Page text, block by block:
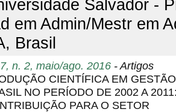
Salvador -
em Admin/Mestr em
Brasil
n. 2, maio/ago. 2016 - Artigos
CIENTÍFICA EM
NO PERÍODO DE 2002 A
PARA O SETOR